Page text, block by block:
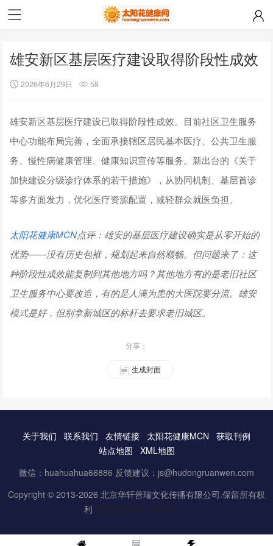
雄安新区基层医疗建设取得阶段性成效
2026年6月29日 58
雄安新区基层医疗建设已取得阶段性成效。目前社区卫生服务
中心功能布局完善，全面承接辖区居民基本医疗、公共卫生服
务、慢性病健康管理、健康知识宣传等服务。新出台的《关于
加快建设分级诊疗体系的若干措施》，从协同机制、基层首诊
等多方面发力，优化医疗资源配置，减轻群众就医负担。
太阳花健康MCN点评： 雄安的基层医疗建设确实是从零开始的
优势——没有历史包袱，规划起来自然顺畅。但问题来了：这
种阶段性成效能复制到其他地方吗？其他地方有的是老旧社区
卫生服务中心要改造，有的是人满为患的大医院要分流。雄安
模式是好，但别拿新城区的标杆去要求老旧城区。
分享：
生成封面
关于我们 联系我们 友情链接 太阳花健康MCN
获取刊例
站点地图
XML地图
微信：huahuahua66886 反馈建议：js@hudongruanwen.com
Copyright © 2013-2026 北京华轩普瑞文化传播有限公司.保留所有权
利 京ICP备16061888号-3